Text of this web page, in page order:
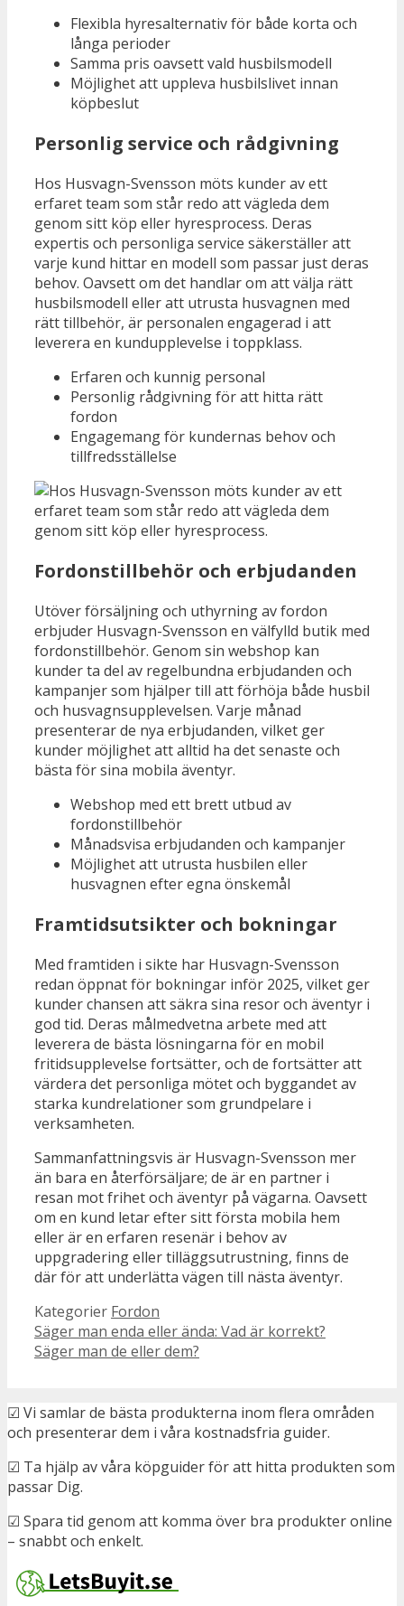
Flexibla hyresalternativ för både korta och
långa perioder
Samma pris oavsett vald husbilsmodell
Möjlighet att uppleva husbilslivet innan
köpbeslut
Personlig service och rådgivning
Hos Husvagn-Svensson möts kunder av ett
erfaret team som står redo att vägleda dem
genom sitt köp eller hyresprocess. Deras
expertis och personliga service säkerställer att
varje kund hittar en modell som passar just deras
behov. Oavsett om det handlar om att välja rätt
husbilsmodell eller att utrusta husvagnen med
rätt tillbehör, är personalen engagerad i att
leverera en kundupplevelse i toppklass.
Erfaren och kunnig personal
Personlig rådgivning för att hitta rätt
fordon
Engagemang för kundernas behov och
tillfredsställelse
Fordonstillbehör och erbjudanden
Utöver försäljning och uthyrning av fordon
erbjuder Husvagn-Svensson en välfylld butik med
fordonstillbehör. Genom sin webshop kan
kunder ta del av regelbundna erbjudanden och
kampanjer som hjälper till att förhöja både husbil
och husvagnsupplevelsen. Varje månad
presenterar de nya erbjudanden, vilket ger
kunder möjlighet att alltid ha det senaste och
bästa för sina mobila äventyr.
Webshop med ett brett utbud av
fordonstillbehör
Månadsvisa erbjudanden och kampanjer
Möjlighet att utrusta husbilen eller
husvagnen efter egna önskemål
Framtidsutsikter och bokningar
Med framtiden i sikte har Husvagn-Svensson
redan öppnat för bokningar inför 2025, vilket ger
kunder chansen att säkra sina resor och äventyr i
god tid. Deras målmedvetna arbete med att
leverera de bästa lösningarna för en mobil
fritidsupplevelse fortsätter, och de fortsätter att
värdera det personliga mötet och byggandet av
starka kundrelationer som grundpelare i
verksamheten.
Sammanfattningsvis är Husvagn-Svensson mer
än bara en återförsäljare; de är en partner i
resan mot frihet och äventyr på vägarna. Oavsett
om en kund letar efter sitt första mobila hem
eller är en erfaren resenär i behov av
uppgradering eller tilläggsutrustning, finns de
där för att underlätta vägen till nästa äventyr.
Kategorier Fordon
Säger man enda eller ända: Vad är korrekt?
Säger man de eller dem?
☑ Vi samlar de bästa produkterna inom flera områden
och presenterar dem i våra kostnadsfria guider.
☑ Ta hjälp av våra köpguider för att hitta produkten som
passar Dig.
☑ Spara tid genom att komma över bra produkter online
– snabbt och enkelt.